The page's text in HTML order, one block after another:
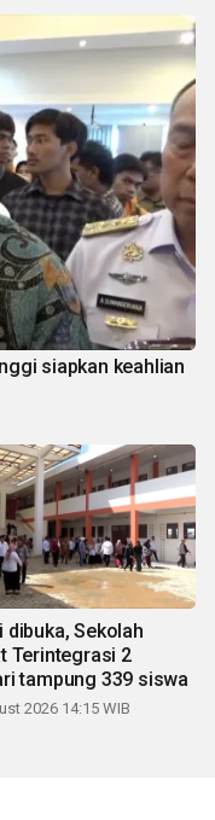
siapkan keahlian
dibuka, Sekolah
Terintegrasi 2
tampung 339 siswa
2026 14:15 WIB